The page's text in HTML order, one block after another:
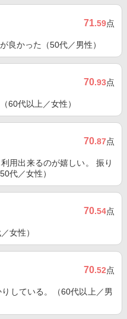
71.59点
良かった（50代／男性）
70.93点
60代以上／女性）
70.87点
用出来るのが嬉しい。 振り
代／女性）
70.54点
女性）
70.52点
している。（60代以上／男